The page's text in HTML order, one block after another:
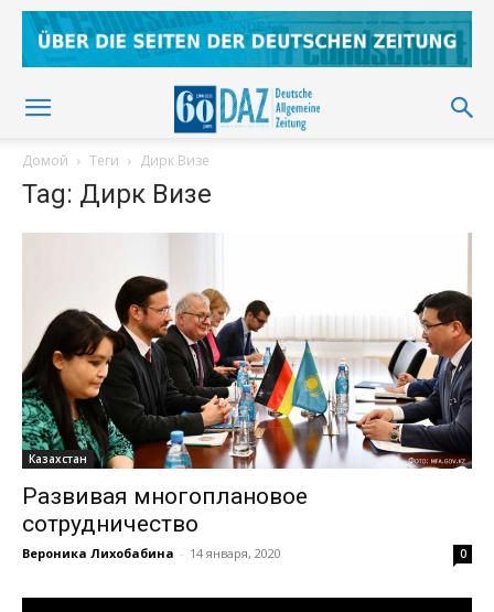
Домой Теги Дирк Визе
Tag: Дирк Визе
Казахстан
Развивая многоплановое
сотрудничество
Вероника Лихобабина - 14 января, 2020 0